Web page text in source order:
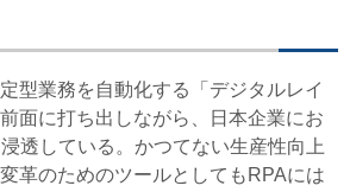
型業務を自動化する「デジタルレイ
面に打ち出しながら、日本企業にお
透している。かつてない生産性向上
革のためのツールとしてもRPAには